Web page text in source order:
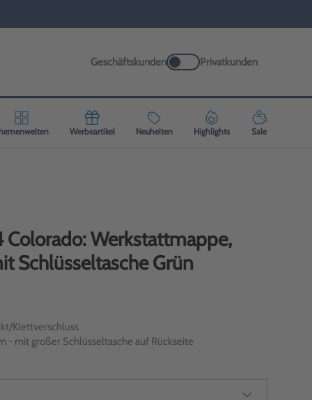
Geschäftskunden Privatkunden
Werbeartikel Neuheiten Highlights Sale
Colorado: Werkstattmappe,
Schlüsseltasche Grün
Klettverschluss
- mit großer Schlüsseltasche auf Rückseite